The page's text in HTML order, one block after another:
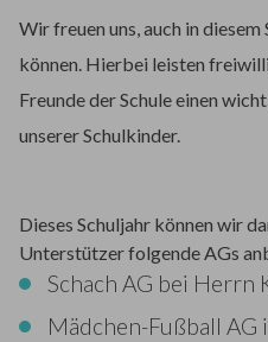
Wir freuen uns, auch in
können. Hierbei leisten
Freunde der Schule einen
unserer Schulkinder.
Dieses Schuljahr können wir
Unterstützer folgende AGs
Schach AG bei Herrn
Mädchen-Fußball